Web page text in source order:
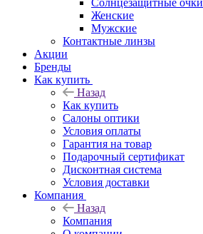
Солнцезащитные очки
Женские
Мужские
Контактные линзы
Акции
Бренды
Как купить
Назад
Как купить
Салоны оптики
Условия оплаты
Гарантия на товар
Подарочный сертификат
Дисконтная система
Условия доставки
Компания
Назад
Компания